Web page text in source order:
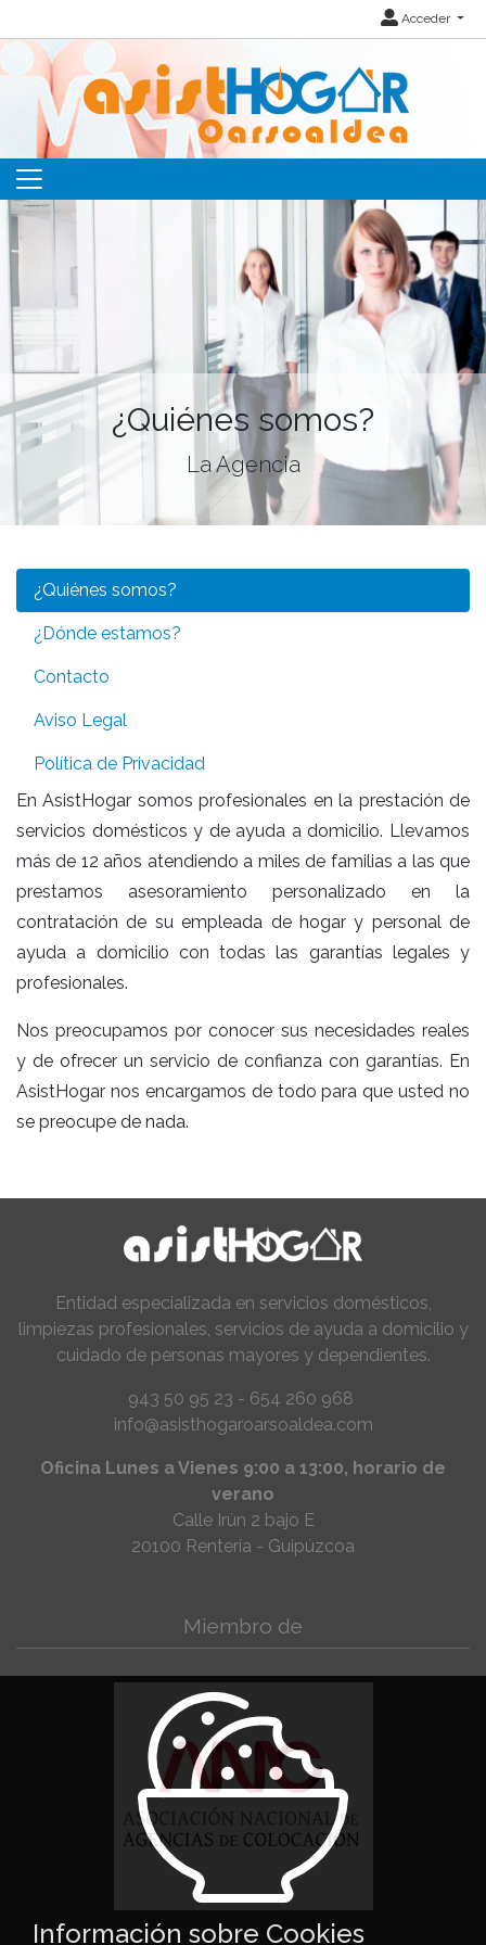
Acceder
¿Quiénes somos?
La Agencia
¿Quiénes somos?
¿Dónde estamos?
Contacto
Aviso Legal
Política de Privacidad
En AsistHogar somos profesionales en la prestación de
servicios domésticos y de ayuda a domicilio. Llevamos
más de 12 años atendiendo a miles de familias a las que
prestamos asesoramiento personalizado en la
contratación de su empleada de hogar y personal de
ayuda a domicilio con todas las garantías legales y
profesionales.
Nos preocupamos por conocer sus necesidades reales
y de ofrecer un servicio de confianza con garantías. En
AsistHogar nos encargamos de todo para que usted no
se preocupe de nada.
Entidad especializada en servicios domésticos,
limpiezas profesionales, servicios de ayuda a domicilio y
cuidado de personas mayores y dependientes.
943 50 95 23 - 654 260 968
info@asisthogaroarsoaldea.com
Oficina Lunes a Vienes 9:00 a 13:00, horario de
verano
Calle Irún 2 bajo E
20100 Rentería - Guipúzcoa
Miembro de
Información sobre Cookies